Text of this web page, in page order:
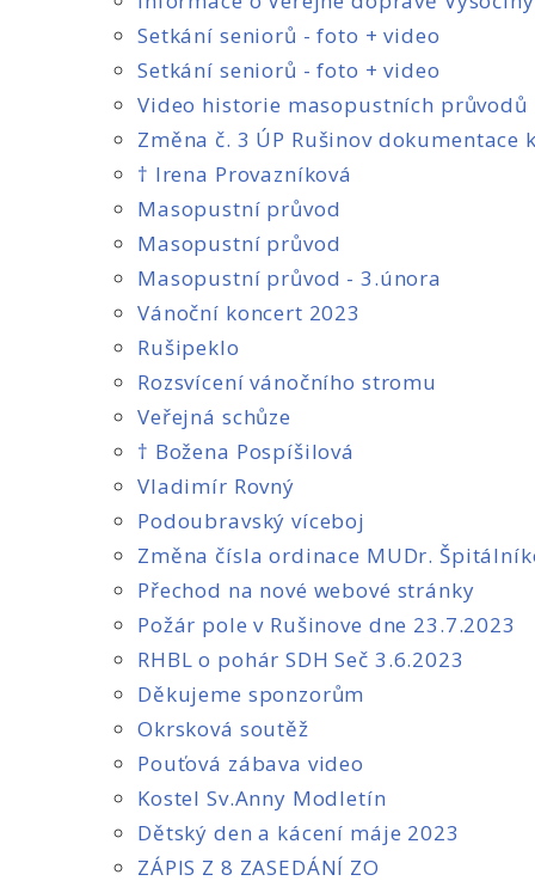
Setkání seniorů - foto + video
Setkání seniorů - foto + video
Video historie masopustních průvodů
Změna č. 3 ÚP Rušinov dokumentace k
† Irena Provazníková
Masopustní průvod
Masopustní průvod
Masopustní průvod - 3.února
Vánoční koncert 2023
Rušipeklo
Rozsvícení vánočního stromu
Veřejná schůze
† Božena Pospíšilová
Vladimír Rovný
Podoubravský víceboj
Změna čísla ordinace MUDr.
Přechod na nové webové stránky
Požár pole v Rušinove dne 23.7.2023
RHBL o pohár SDH Seč 3.6.2023
Děkujeme sponzorům
Okrsková soutěž
Pouťová zábava video
Kostel Sv.Anny Modletín
Dětský den a kácení máje 2023
ZÁPIS Z 8 ZASEDÁNÍ ZO